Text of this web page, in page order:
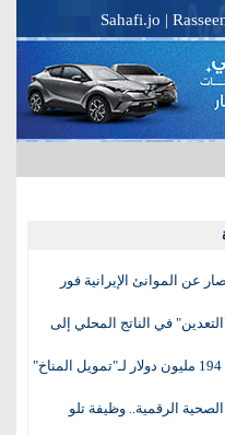
Sahafi.jo |
عن الموانئ الإيرانية فور
في الناتج المحلي إلى
البنك الدولي يخصص 194 مليون دولار لـ"تمويل المناخ"
الرقمية.. وظيفة تلو